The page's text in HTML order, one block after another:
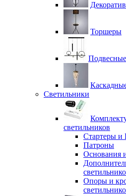
Торшеры
Светильники
светильников
Стартеры и
Патроны
Основания
Опоры и